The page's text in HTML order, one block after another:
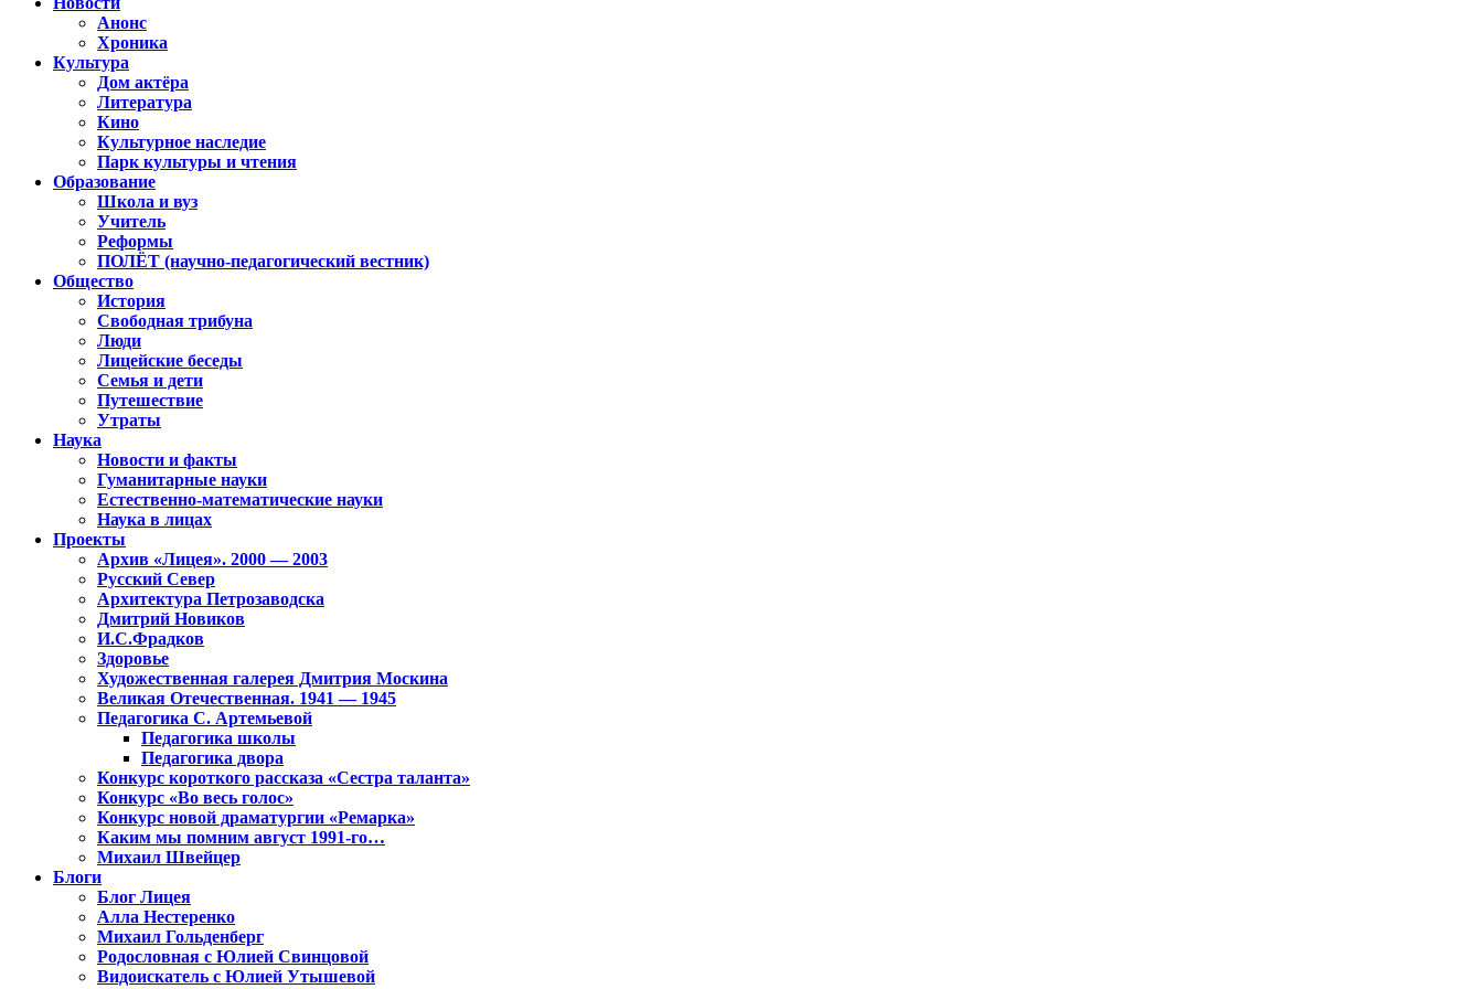
Анонс
Хроника
Культура
Дом актёра
Литература
Кино
Культурное наследие
Парк культуры и чтения
Образование
Школа и вуз
Учитель
Реформы
ПОЛЁТ (научно-педагогический вестник)
Общество
История
Свободная трибуна
Люди
Лицейские беседы
Семья и дети
Путешествие
Утраты
Наука
Новости и факты
Гуманитарные науки
Естественно-математические науки
Наука в лицах
Проекты
Архив «Лицея». 2000 — 2003
Русский Север
Архитектура Петрозаводска
Дмитрий Новиков
И.С.Фрадков
Здоровье
Художественная галерея Дмитрия Москина
Великая Отечественная. 1941 — 1945
Педагогика С. Артемьевой
Педагогика школы
Педагогика двора
Конкурс короткого рассказа «Сестра таланта»
Конкурс «Во весь голос»
Конкурс новой драматургии «Ремарка»
Каким мы помним август 1991-го…
Михаил Швейцер
Блоги
Блог Лицея
Алла Нестеренко
Михаил Гольденберг
Родословная с Юлией Свинцовой
Видоискатель с Юлией Утышевой